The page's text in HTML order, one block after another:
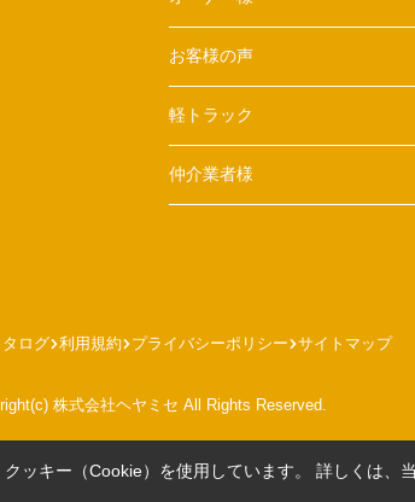
お客様の声
軽トラック
仲介業者様
ログ 利用規約 プライバシーポリシー サイトマップ
株式会社ヘヤミセ All Rights Reserved.
ッキー（Cookie）を使用しています。 詳しくは、